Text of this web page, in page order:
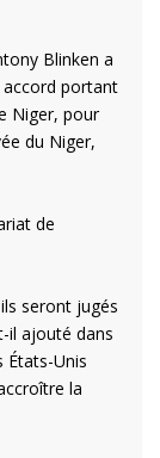
Blinken a
accord portant
Niger, pour
du Niger,
de
seront jugés
il ajouté dans
États-Unis
la